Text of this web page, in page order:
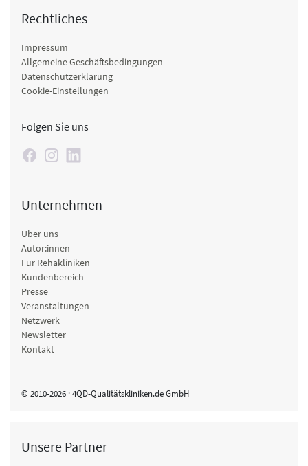
Rechtliches
Impressum
Allgemeine Geschäftsbedingungen
Datenschutzerklärung
Cookie-Einstellungen
Folgen Sie uns
Unternehmen
Über uns
Autor:innen
Für Rehakliniken
Kundenbereich
Presse
Veranstaltungen
Netzwerk
Newsletter
Kontakt
© 2010-2026 · 4QD-Qualitätskliniken.de GmbH
Unsere Partner